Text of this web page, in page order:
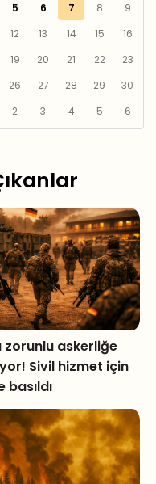
5 6 7 8
9
12 13 14 15
16
19 20 21 22
23
26 27 28 29
30
2 3 4 5 6
zorunlu askerliğe
Sivil hizmet için
basıldı